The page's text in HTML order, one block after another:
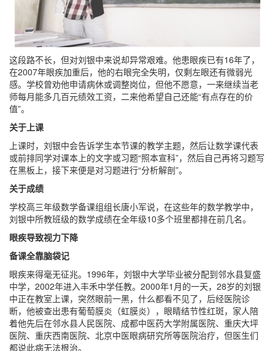
这段路不长，但对刘银中来说却异常艰难。他患眼疾已有16年了，
在2007年眼疾加重后，他的右眼完全失明，仅剩左眼还有微弱光
感。学校曾劝他申请病休或调整岗位，但他不愿意，一来继续当老
师每月能多几百元绩效工资，二来他希望自己还能“有点存在的价
值”。
关于上课
上课时，刘银中会告诉学生本节课的教学主题，然后让数学课代表
或前排同学对课本上的文字或习题“照本宣科”，然后自己再将习题写
在黑板上，接下来便是对习题进行“分析解剖”。
关于成绩
学校高三年级数学备课组组长唐小军说，在这些年的数学教学中，
刘银中所教班级的数学成绩在全年级10多个班里都排在前几名。
眼疾导致视力下降
备课全靠脑袋记
眼疾来得毫无征兆。1996年，刘银中大学毕业被分配到邻水县复盛
中学，2002年进入丰禾中学任教。2000年1月的一天，28岁的刘银
中正在教室上课，突然眼前一黑，什么都看不见了，后经医院诊
断，他被查出患有葡萄膜炎（虹膜炎），眼睛结节性红斑，家人陪
着他先后在邻水县人民医院、成都中医药大学附属医院、重庆大坪
医院、重庆西南医院、北京中医眼病研究所等医院治疗，但医生们
都说此病无法根治。